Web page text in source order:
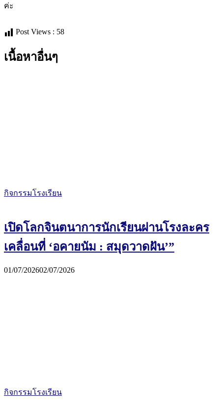
ค่ะ
Post Views : 58
เนื้อหาอื่นๆ
กิจกรรมโรงเรียน
เปิดโลกจินตนาการนักเรียนผ่านโรงละคร
เคลื่อนที่ ‘อคายนัม : สมุดวาดฝัน’”
01/07/202602/07/2026
กิจกรรมโรงเรียน